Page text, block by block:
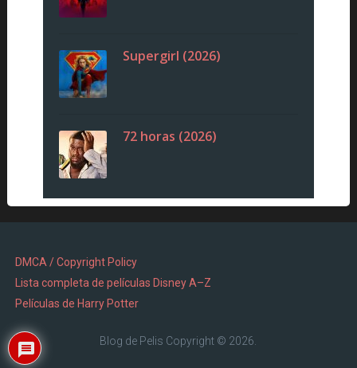
Supergirl (2026)
72 horas (2026)
DMCA / Copyright Policy
Lista completa de películas Disney A–Z
Películas de Harry Potter
Blog de Pelis Copyright © 2026.